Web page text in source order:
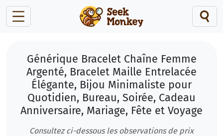
Générique Bracelet Chaîne Femme
Argenté, Bracelet Maille Entrelacée
Élégante, Bijou Minimaliste pour
Quotidien, Bureau, Soirée, Cadeau
Anniversaire, Mariage, Fête et Voyage
Consultez ci-dessous les observations de prix